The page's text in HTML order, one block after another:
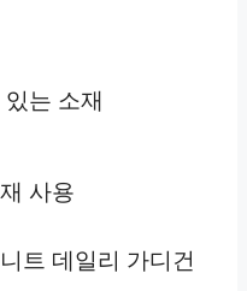
는 소재
사용
트 데일리 가디건